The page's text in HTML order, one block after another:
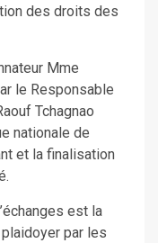
des droits des
Mme
le Responsable
Tchagnao
nationale de
et la finalisation
est la
par les